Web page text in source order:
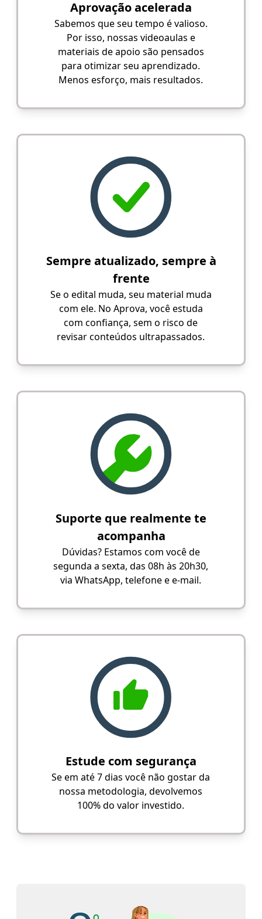
Aprovação acelerada
Sabemos que seu tempo é valioso.
Por isso, nossas videoaulas e
materiais de apoio são pensados
para otimizar seu aprendizado.
Menos esforço, mais resultados.
Sempre atualizado, sempre à
frente
Se o edital muda, seu material muda
com ele. No Aprova, você estuda
com confiança, sem o risco de
revisar conteúdos ultrapassados.
Suporte que realmente te
acompanha
Dúvidas? Estamos com você de
segunda a sexta, das 08h às 20h30,
via WhatsApp, telefone e e-mail.
Estude com segurança
Se em até 7 dias você não gostar da
nossa metodologia, devolvemos
100% do valor investido.